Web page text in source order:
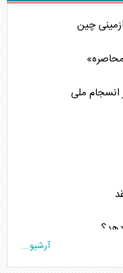
چین
محاصره»
انسجام ملی
آرشیو...